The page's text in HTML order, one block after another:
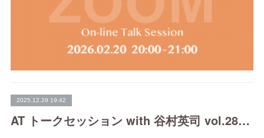
2025.12.29 19:42
AT トークセッション with 谷村英司 vol.284（2/13）